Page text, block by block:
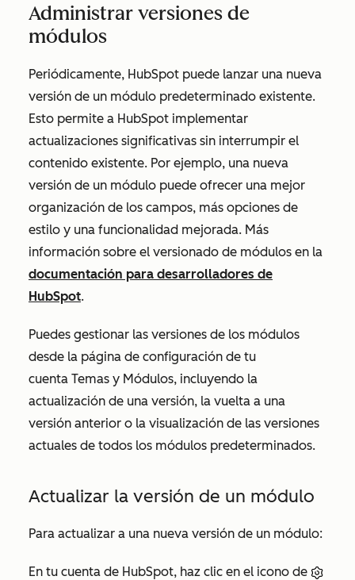
Administrar versiones de
módulos
Periódicamente, HubSpot puede lanzar una nueva
versión de un módulo predeterminado existente.
Esto permite a HubSpot implementar
actualizaciones significativas sin interrumpir el
contenido existente. Por ejemplo, una nueva
versión de un módulo puede ofrecer una mejor
organización de los campos, más opciones de
estilo y una funcionalidad mejorada. Más
información sobre el versionado de módulos en la
documentación para desarrolladores de
HubSpot.
Puedes gestionar las versiones de los módulos
desde la página de configuración de tu
cuenta Temas y Módulos, incluyendo la
actualización de una versión, la vuelta a una
versión anterior o la visualización de las versiones
actuales de todos los módulos predeterminados.
Actualizar la versión de un módulo
Para actualizar a una nueva versión de un módulo:
En tu cuenta de HubSpot, haz clic en el icono de